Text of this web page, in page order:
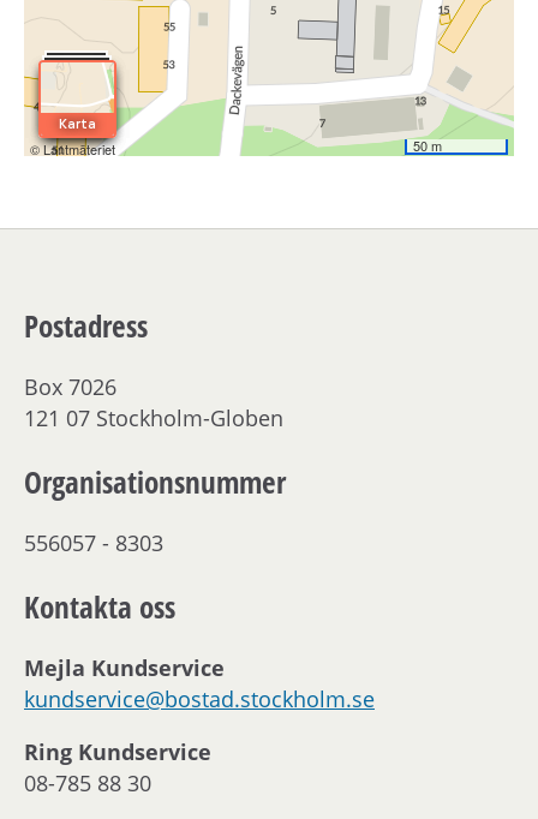
Postadress
Box 7026
121 07 Stockholm-Globen
Organisationsnummer
556057 - 8303
Kontakta oss
Mejla Kundservice
kundservice@bostad.stockholm.se
Ring Kundservice
08-785 88 30